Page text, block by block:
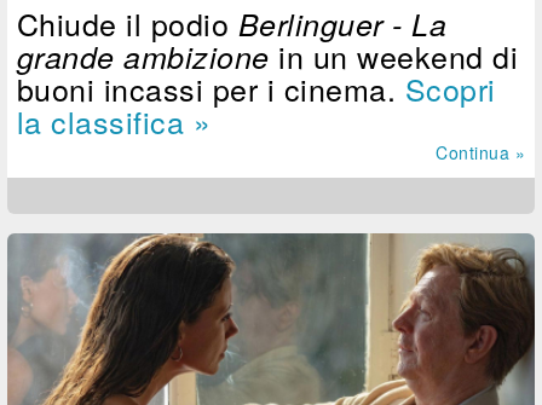
Chiude il podio Berlinguer - La
grande ambizione in un weekend di
buoni incassi per i cinema. Scopri
la classifica »
Continua »